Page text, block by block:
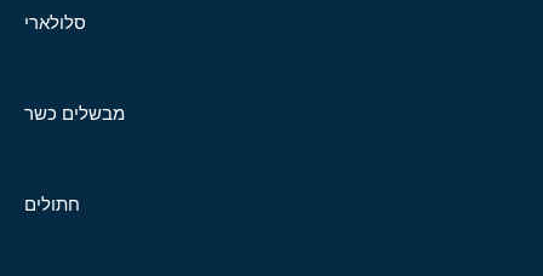
סלולארי
מבשלים כשר
חתולים